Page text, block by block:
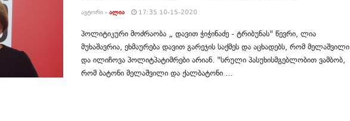
ᲐᲕᲢᲝᲠᲘ - ᲐᲚᲘᲐ 17:35 10-15-2020
პოლიტიკური მოძრაობა „ დავით ჭიჭინაძე - ტრიბუნას" წევრი, ლია
მუხაშავრია, ეხმაურება დავით გარეჯის საქმეს და აცხადებს, რომ მელაშვილი
და ილიჩოვა პოლიტპატიმრები არიან. "სრული პასუხისმგებლობით ვამბობ,
რომ ბატონი მელაშვილი და ქალბატონი ...